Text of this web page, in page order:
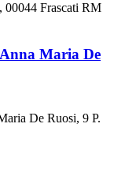
00044 Frascati RM
Maria De
De Ruosi, 9 P.